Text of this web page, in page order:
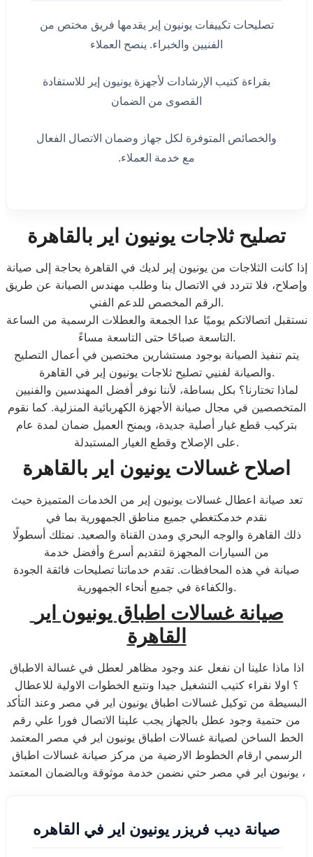
تصليحات تكييفات يونيون إير يقدمها فريق مختص من
الفنيين والخبراء. ينصح العملاء
بقراءة كتيب الإرشادات لأجهزة يونيون إير للاستفادة
القصوى من الضمان
والخصائص المتوفرة لكل جهاز وضمان الاتصال الفعال
مع خدمة العملاء.
تصليح ثلاجات يونيون اير بالقاهرة
إذا كانت الثلاجات من يونيون إير لديك في القاهرة بحاجة إلى صيانة
وإصلاح، فلا تتردد في الاتصال بنا وطلب مهندس الصيانة عن طريق
الرقم المخصص للدعم الفني.
نستقبل اتصالاتكم يوميًا عدا الجمعة والعطلات الرسمية من الساعة
التاسعة صباحًا حتى التاسعة مساءً.
يتم تنفيذ الصيانة بوجود مستشارين مختصين في أعمال التصليح
والصيانة لفنيي تصليح ثلاجات يونيون إير في القاهرة.
لماذا تختارنا؟ بكل بساطة، لأننا نوفر أفضل المهندسين والفنيين
المتخصصين في مجال صيانة الأجهزة الكهربائية المنزلية. كما نقوم
بتركيب قطع غيار أصلية جديدة، ويمنح العميل ضمان لمدة عام
على الإصلاح وقطع الغيار المستبدلة.
اصلاح غسالات يونيون اير بالقاهرة
تعد صيانة اعطال غسالات يونيون إير من الخدمات المتميزة حيث
نقدم خدمكتغطي جميع مناطق الجمهورية بما في
ذلك القاهرة والوجه البحري ومدن القناة والصعيد. نمتلك أسطولًا
من السيارات المجهزة لتقديم أسرع وأفضل خدمة
صيانة في هذه المحافظات. تقدم خدماتنا تصليحات فائقة الجودة
والكفاءة في جميع أنحاء الجمهورية.
القاهرة
اذا ماذا علينا ان نفعل عند وجود مظاهر لعطل في غسالة الاطباق
؟ اولا نقراء كتيب التشغيل جيدا ونتبع الخطوات الاولية للاعطال
البسيطة من توكيل غسالات اطباق يونيون اير في مصر وعند التأكد
من حتمية وجود عطل بالجهاز يجب علينا الاتصال فورا علي رقم
الخط الساخن لصيانة غسالات اطباق يونيون اير في مصر المعتمد
الرسمي ارقام الخطوط الارضية من مركز صيانة غسالات اطباق
يونيون اير في مصر حتي نضمن خدمة موثوقة وبالضمان المعتمد ،
صيانة ديب فريزر يونيون اير في القاهره